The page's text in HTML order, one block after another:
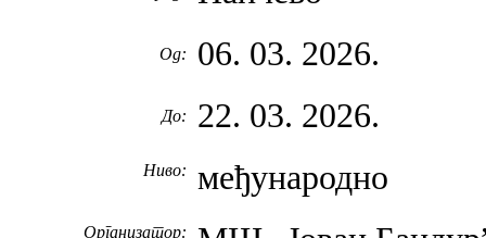
Од: 06. 03. 2026.
До: 22. 03. 2026.
Ниво: међународно
Организатор: